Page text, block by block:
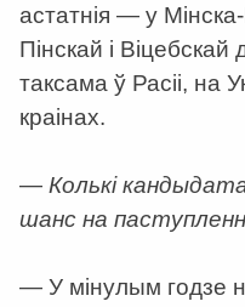
астатнія — у Мінска-
Пінскай і Віцебскай
таксама ў Расіі, на
краінах.
— Колькі
шанс на
— У мінулым годзе